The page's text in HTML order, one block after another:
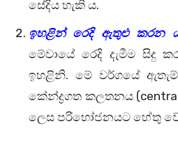
සේදිය හැකි ය.
ඉහළින් රෙදි ඇතුළු කරන
මේවායේ රෙදි දැමීම සිදු
ඉහළිනි. මේ වර්ගයේ
කේන්ද්‍රගත කලතනය
ලෙස පරිභෝජනයට හේතු